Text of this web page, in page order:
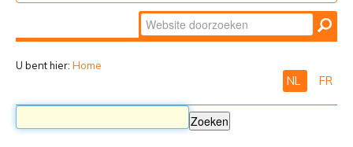
Zoek
Geavanceerd
U bent hier: Home
NL FR